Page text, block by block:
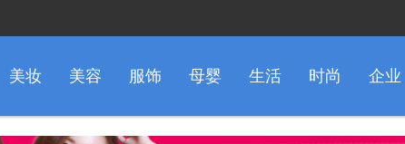
美妆 美容 服饰 母婴 生活 时尚 企业